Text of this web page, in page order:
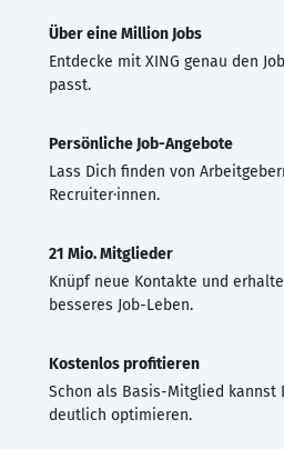
Über eine Million Jobs
Entdecke mit XING genau den
passt.
Persönliche Job-Angebote
Lass Dich finden von
Recruiter·innen.
21 Mio. Mitglieder
Knüpf neue Kontakte und
besseres Job-Leben.
Kostenlos profitieren
Schon als Basis-Mitglied kannst
deutlich optimieren.